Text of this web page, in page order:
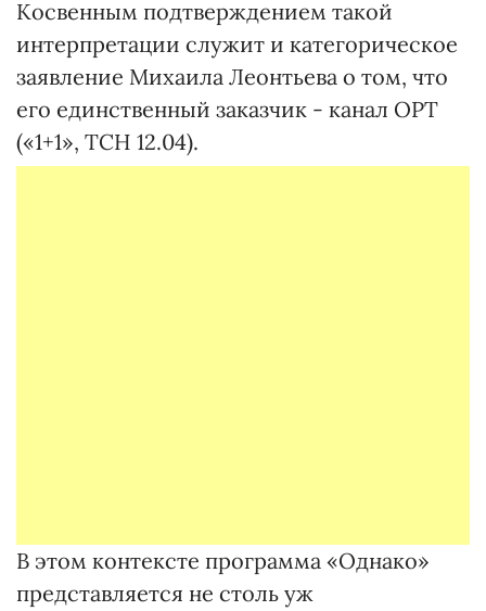
Косвенным подтверждением такой
интерпретации служит и категорическое
заявление Михаила Леонтьева о том, что
его единственный заказчик - канал ОРТ
(«1+1», ТСН 12.04).
В этом контексте программа «Однако»
представляется не столь уж